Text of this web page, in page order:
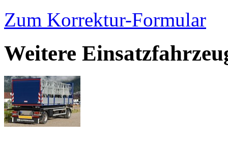
Zum Korrektur-Formular
Weitere